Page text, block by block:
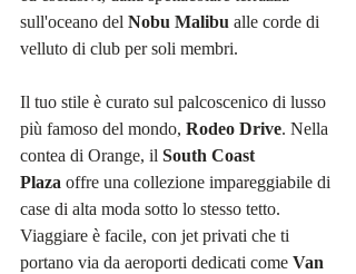
sull'oceano del Nobu Malibu alle corde di
velluto di club per soli membri.
Il tuo stile è curato sul palcoscenico di lusso
più famoso del mondo, Rodeo Drive. Nella
contea di Orange, il South Coast
Plaza offre una collezione impareggiabile di
case di alta moda sotto lo stesso tetto.
Viaggiare è facile, con jet privati che ti
portano via da aeroporti dedicati come Van